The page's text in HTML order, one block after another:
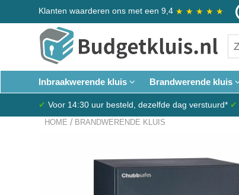
Klanten waarderen ons met een 9,4 ★ ★ ★ ★ ★
Inbraakwerende kluis Brandwerende kluis
✔ Voor 14:30 uur besteld, dezelfde dag verstuurd* ✔
HOME / BRANDWERENDE KLUIS